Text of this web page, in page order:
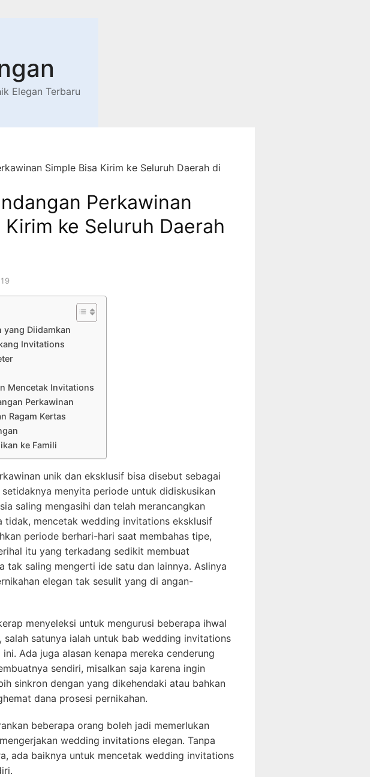
Elegan Terbaru
Simple Bisa Kirim ke Seluruh Daerah di
Perkawinan
ke Seluruh Daerah
yang Diidamkan
Invitations
Mencetak Invitations
Perkawinan
Ragam Kertas
ke Famili
unik dan eksklusif bisa disebut sebagai
menyita periode untuk didiskusikan
saling mengasihi dan telah merancangkan
tidak, mencetak wedding invitations eksklusif
periode berhari-hari saat membahas tipe,
itu yang terkadang sedikit membuat
tak saling mengerti ide satu dan lainnya. Aslinya
elegan tak sesulit yang di angan-
menyeleksi untuk mengurusi beberapa ihwal
salah satunya ialah untuk bab wedding invitations
Ada juga alasan kenapa mereka cenderung
sendiri, misalkan saja karena ingin
sinkron dengan yang dikehendaki atau bahkan
dana prosesi pernikahan.
beberapa orang boleh jadi memerlukan
wedding invitations elegan. Tanpa
ada baiknya untuk mencetak wedding invitations